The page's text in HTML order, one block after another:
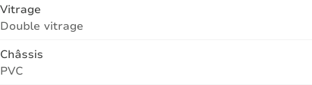
Vitrage
Double vitrage
Châssis
PVC